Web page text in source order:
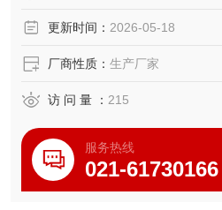
更新时间： 2026-05-18
厂商性质： 生产厂家
访 问 量 ： 215
服务热线
021-61730166